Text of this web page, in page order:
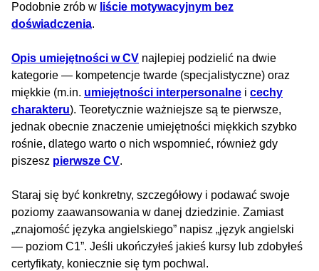
Podobnie zrób w liście motywacyjnym bez
doświadczenia.
Opis umiejętności w CV najlepiej podzielić na dwie
kategorie — kompetencje twarde (specjalistyczne) oraz
miękkie (m.in. umiejętności interpersonalne i cechy
charakteru). Teoretycznie ważniejsze są te pierwsze,
jednak obecnie znaczenie umiejętności miękkich szybko
rośnie, dlatego warto o nich wspomnieć, również gdy
piszesz pierwsze CV.
Staraj się być konkretny, szczegółowy i podawać swoje
poziomy zaawansowania w danej dziedzinie. Zamiast
„znajomość języka angielskiego” napisz „język angielski
— poziom C1”. Jeśli ukończyłeś jakieś kursy lub zdobyłeś
certyfikaty, koniecznie się tym pochwal.